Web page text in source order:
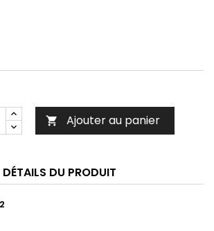
 Ajouter au panier
DÉTAILS DU PRODUIT